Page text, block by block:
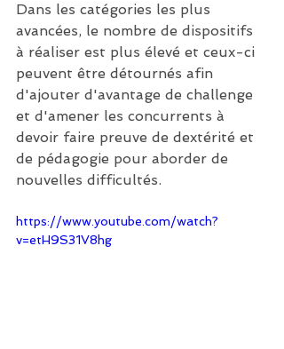
Dans les catégories les plus
avancées, le nombre de dispositifs
à réaliser est plus élevé et ceux-ci
peuvent être détournés afin
d'ajouter d'avantage de challenge
et d'amener les concurrents à
devoir faire preuve de dextérité et
de pédagogie pour aborder de
nouvelles difficultés.
https://www.youtube.com/watch?
v=etH9S31V8hg